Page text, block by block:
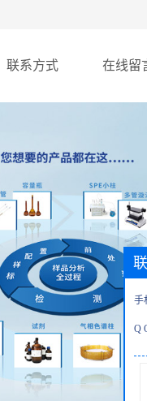
联系方式 在线留
手
Q